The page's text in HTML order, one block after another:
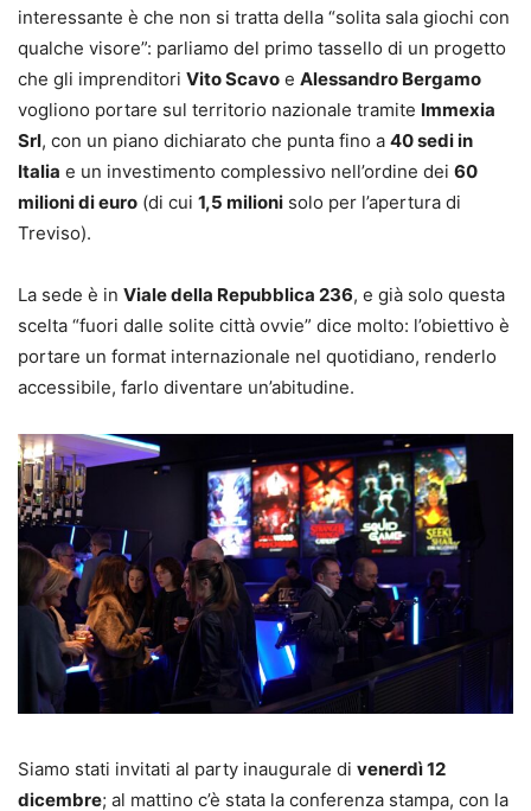
interessante è che non si tratta della “solita sala giochi con
qualche visore”: parliamo del primo tassello di un progetto
che gli imprenditori Vito Scavo e Alessandro Bergamo
vogliono portare sul territorio nazionale tramite Immexia
Srl, con un piano dichiarato che punta fino a 40 sedi in
Italia e un investimento complessivo nell’ordine dei 60
milioni di euro (di cui 1,5 milioni solo per l’apertura di
Treviso).
La sede è in Viale della Repubblica 236, e già solo questa
scelta “fuori dalle solite città ovvie” dice molto: l’obiettivo è
portare un format internazionale nel quotidiano, renderlo
accessibile, farlo diventare un’abitudine.
Siamo stati invitati al party inaugurale di venerdì 12
dicembre; al mattino c’è stata la conferenza stampa, con la